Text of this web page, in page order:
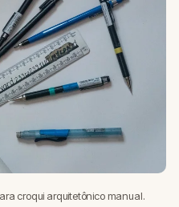
croqui arquitetônico manual.